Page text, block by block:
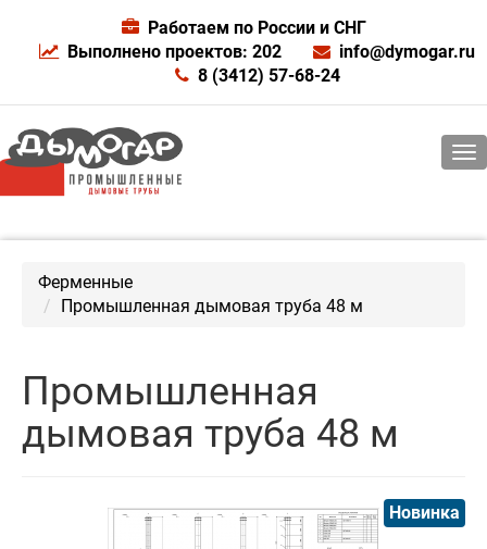
Работаем по России и СНГ
Выполнено проектов: 202
info@dymogar.ru
8 (3412) 57-68-24
Ферменные
Промышленная дымовая труба 48 м
Промышленная
дымовая труба 48 м
Новинка